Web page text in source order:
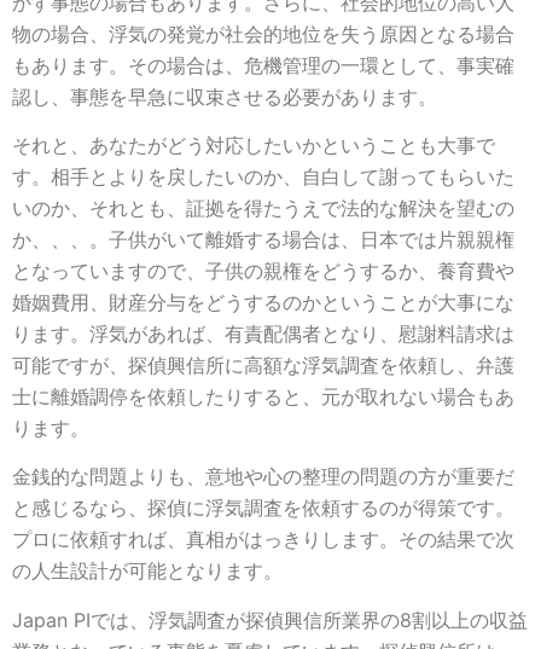
物の場合、浮気の発覚が社会的地位を失う原因となる場合
もあります。その場合は、危機管理の一環として、事実確
認し、事態を早急に収束させる必要があります。
それと、あなたがどう対応したいかということも大事で
す。相手とよりを戻したいのか、自白して謝ってもらいた
いのか、それとも、証拠を得たうえで法的な解決を望むの
か、、、。子供がいて離婚する場合は、日本では片親親権
となっていますので、子供の親権をどうするか、養育費や
婚姻費用、財産分与をどうするのかということが大事にな
ります。浮気があれば、有責配偶者となり、慰謝料請求は
可能ですが、探偵興信所に高額な浮気調査を依頼し、弁護
士に離婚調停を依頼したりすると、元が取れない場合もあ
ります。
金銭的な問題よりも、意地や心の整理の問題の方が重要だ
と感じるなら、探偵に浮気調査を依頼するのが得策です。
プロに依頼すれば、真相がはっきりします。その結果で次
の人生設計が可能となります。
Japan PIでは、浮気調査が探偵興信所業界の8割以上の収益